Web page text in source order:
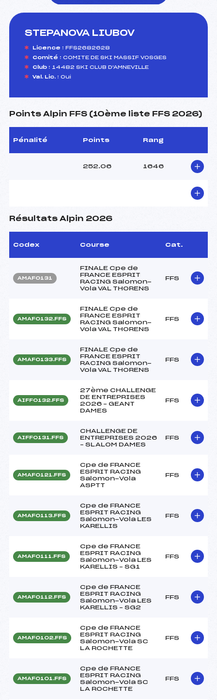
STEPANOVA LIUBOV
Licence : FFS2682628
Comité : COMITE DE SKI MASSIF VOSGES
Club : 14482 SKI CLUB D'AMNEVILLE
Val. Lic. : Oui
Points Alpin FFS (10ème liste FFS 2026)
Pénalité Points Rang
252.06 1646
Résultats Alpin 2026
Codex Course Cat.
AMAF0131
FINALE Cpe de
FRANCE ESPRIT
RACING Salomon-
Vola VAL THORENS
FFS
AMAF0132.FFS
FINALE Cpe de
FRANCE ESPRIT
RACING Salomon-
Vola VAL THORENS
FFS
AMAF0133.FFS
FINALE Cpe de
FRANCE ESPRIT
RACING Salomon-
Vola VAL THORENS
FFS
AIFF0132.FFS
27ème CHALLENGE
DE ENTREPRISES
2026 – GEANT
DAMES
FFS
AIFF0131.FFS
CHALLENGE DE
ENTREPRISES 2026
– SLALOM DAMES
FFS
AMAF0121.FFS
Cpe de FRANCE
ESPRIT RACING
Salomon-Vola
ASPTT
FFS
AMAF0113.FFS
Cpe de FRANCE
ESPRIT RACING
Salomon-Vola LES
KARELLIS
FFS
AMAF0111.FFS
Cpe de FRANCE
ESPRIT RACING
Salomon-Vola LES
KARELLIS – SG1
FFS
AMAF0112.FFS
Cpe de FRANCE
ESPRIT RACING
Salomon-Vola LES
KARELLIS – SG2
FFS
AMAF0102.FFS
Cpe de FRANCE
ESPRIT RACING
Salomon-Vola SC
LA ROCHETTE
FFS
AMAF0101.FFS
Cpe de FRANCE
ESPRIT RACING
Salomon-Vola SC
LA ROCHETTE
FFS